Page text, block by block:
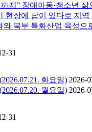
지” 장애아동·청소년
현장에 답이 있다로 지역
북부 특화산업 육성으
31
화요일) 2026-
월요일) 2026-
31